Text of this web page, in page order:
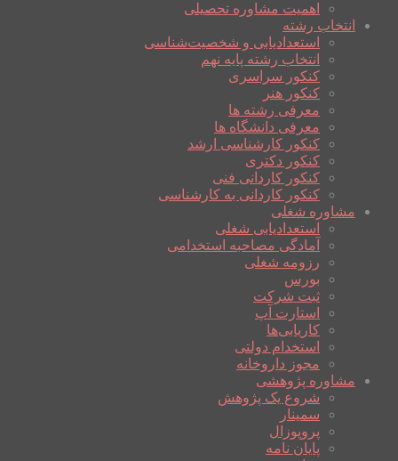
اهمیت مشاوره تحصیلی
انتخاب رشته
استعدادیابی و شخصیت‌شناسی
انتخاب رشته پایه نهم
کنکور سراسری
کنکور هنر
معرفی رشته ها
معرفی دانشگاه ها
کنکور کارشناسی ارشد
کنکور دکتری
کنکور کاردانی فنی
کنکور کاردانی به کارشناسی
مشاوره شغلی
استعدادیابی شغلی
آمادگی مصاحبه استخدامی
رزومه شغلی
بورس
ثبت شرکت
استارت آپ
کاریابی‌ها
استخدام دولتی
مجوز داروخانه
مشاوره پژوهشی
شروع یک پژوهش
سمینار
پروپوزال
پایان نامه